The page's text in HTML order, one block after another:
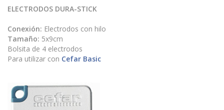
ELECTRODOS DURA-STICK
Conexión: Electrodos con hilo
Tamaño: 5x9cm
Bolsita de 4 electrodos
Para utilizar con Cefar Basic